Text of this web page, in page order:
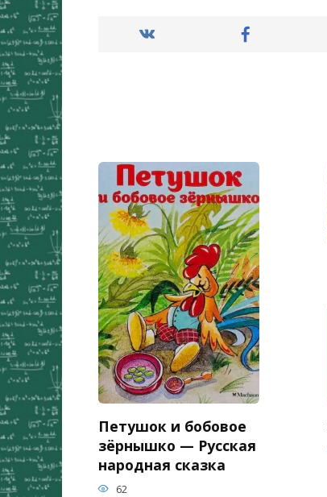
Петушок и бобовое
зёрнышко — Русская
народная сказка
62